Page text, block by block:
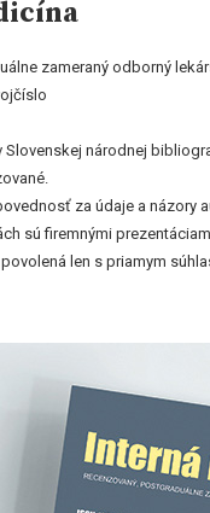
zameraný odborný
Slovenskej národnej
za údaje a názory
sú firemnými
len s priamym